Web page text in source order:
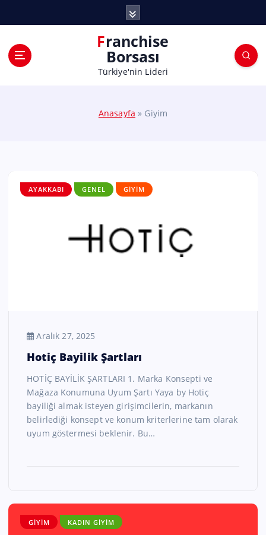
Franchise
Borsası
Türkiye'nin Lideri
Anasayfa » Giyim
AYAKKABI GENEL GIYIM
Aralık 27, 2025
Hotiç Bayilik Şartları
HOTİÇ BAYİLİK ŞARTLARI 1. Marka Konsepti ve
Mağaza Konumuna Uyum Şartı Yaya by Hotiç
bayiliği almak isteyen girişimcilerin, markanın
belirlediği konsept ve konum kriterlerine tam olarak
uyum göstermesi beklenir. Bu…
GIYIM KADIN GIYIM